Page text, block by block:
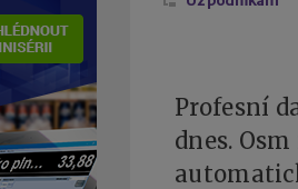
Profesní
dnes.